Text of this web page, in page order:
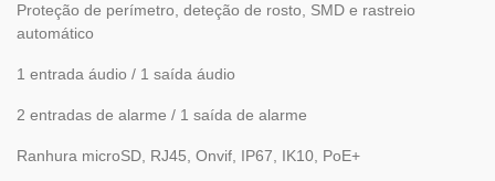
Proteção de perímetro, deteção de rosto, SMD e rastreio
automático
1 entrada áudio / 1 saída áudio
2 entradas de alarme / 1 saída de alarme
Ranhura microSD, RJ45, Onvif, IP67, IK10, PoE+